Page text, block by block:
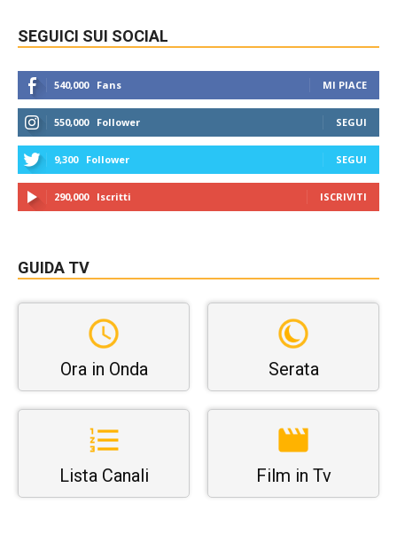
SEGUICI SUI SOCIAL
540,000 Fans MI PIACE
550,000 Follower SEGUI
9,300 Follower SEGUI
290,000 Iscritti ISCRIVITI
GUIDA TV
Ora in Onda Serata
Lista Canali Film in Tv